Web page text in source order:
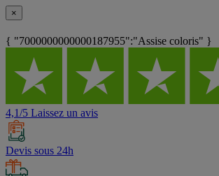
×
{ "7000000000000187955":"Assise coloris" }
4,1/5 Laissez un avis
Devis sous 24h